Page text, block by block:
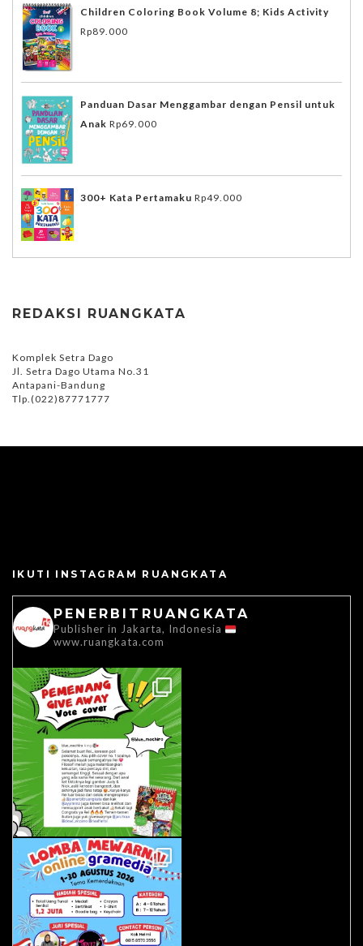
Children Coloring Book Volume 8; Kids Activity
Rp89.000
Panduan Dasar Menggambar dengan Pensil untuk
Anak Rp69.000
300+ Kata Pertamaku Rp49.000
REDAKSI RUANGKATA
Komplek Setra Dago
Jl. Setra Dago Utama No.31
Antapani-Bandung
Tlp.(022)87771777
IKUTI INSTAGRAM RUANGKATA
PENERBITRUANGKATA
Publisher in Jakarta, Indonesia
www.ruangkata.com